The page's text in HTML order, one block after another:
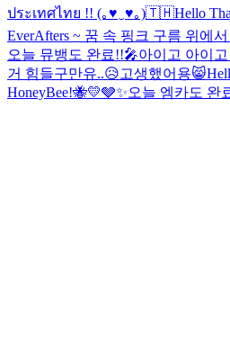
ประเทศไทย !! (｡♥‿♥｡)🇹🇭Hello
EverAfters ~ 꿈 속 핑크 구름 위에
오늘 뮤뱅도 완료!!🎤아이고 아이
거 힘들구만유..😥고생했어용😸
HoneyBee!🐝💛🩶✨오늘 엠카도 완